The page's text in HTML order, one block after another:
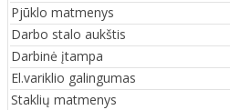
Pjūklo matmenys
Darbo stalo aukštis
Darbinė įtampa
El.variklio galingumas
Staklių matmenys